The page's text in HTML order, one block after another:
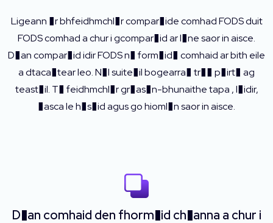
Ligeann �r bhfeidhmchl�r compar�ide comhad FODS duit
FODS comhad a chur i gcompar�id ar l�ne saor in aisce.
D�an compar�id idir FODS n� form�id� comhaid ar bith eile
a dtaca�tear leo. N�l suite�il bogearra� tr�� p�irt� ag
teast�il. T� feidhmchl�r gr�as�n-bhunaithe tapa , l�idir,
�asca le h�s�id agus go hioml�n saor in aisce.
D�an comhaid den fhorm�id ch�anna a chur i